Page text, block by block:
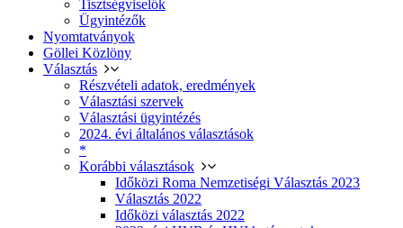
Tisztségviselők
Ügyintézők
Nyomtatványok
Göllei Közlöny
Választás
Részvételi adatok, eredmények
Választási szervek
Választási ügyintézés
2024. évi általános választások
*
Korábbi választások
Időközi Roma Nemzetiségi Választás 2023
Választás 2022
Időközi választás 2022